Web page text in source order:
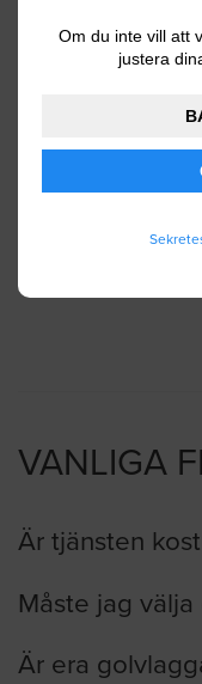
Om du inte vill att
justera
använder
VANLIGA
Är tjänsten
Måste jag
Är era